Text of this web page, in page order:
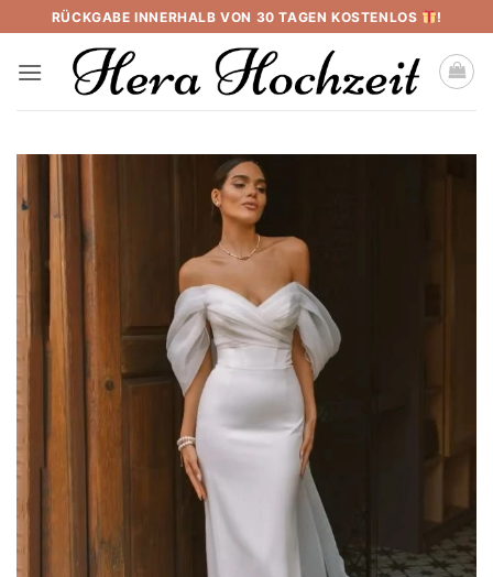
to
content
RÜCKGABE INNERHALB VON 30 TAGEN KOSTENLOS !